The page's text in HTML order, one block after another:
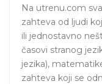
Na utrenu.com
zahteva od ljudi
ili jednostavno
časovi stranog
jezika),
zahteva koji se